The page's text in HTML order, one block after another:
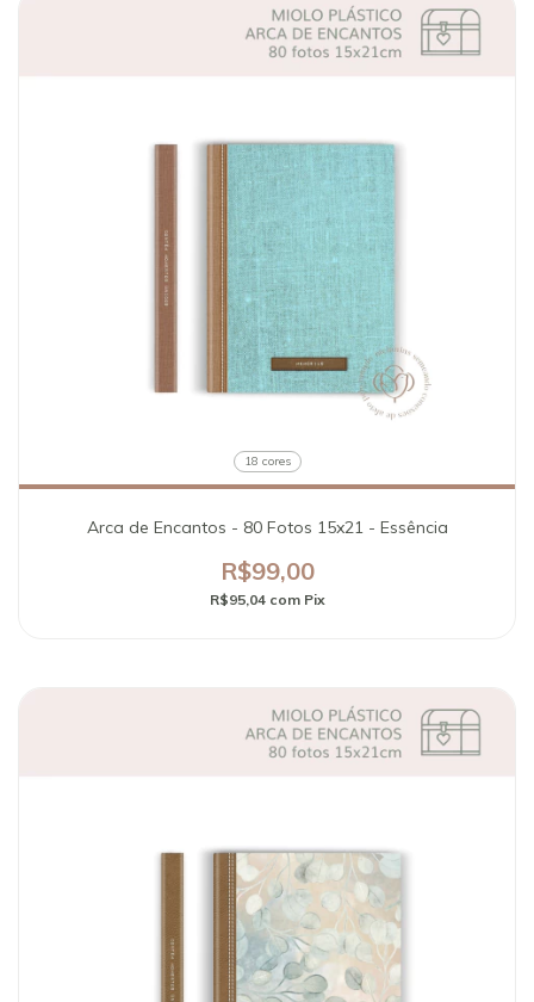
18 cores
Arca de Encantos - 80 Fotos 15x21 - Essência
R$99,00
R$95,04 com Pix